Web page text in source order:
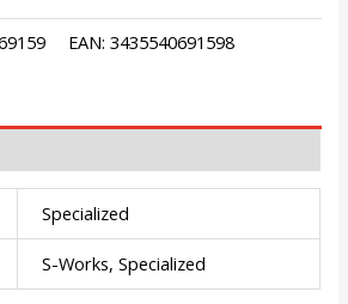
EAN:3435540691598
Specialized
S-Works, Specialized